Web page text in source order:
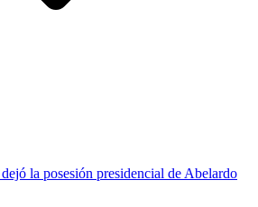
la posesión presidencial de Abelardo